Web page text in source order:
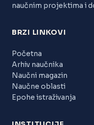
naučnim projektima i
BRZI LINKOVI
Početna
Arhiv naučnika
Naučni magazin
Naučne oblasti
Epohe istraživanja